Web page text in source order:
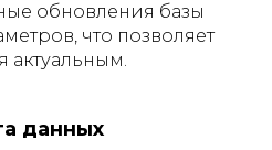
обновления базы
что позволяет
актуальным.
данных